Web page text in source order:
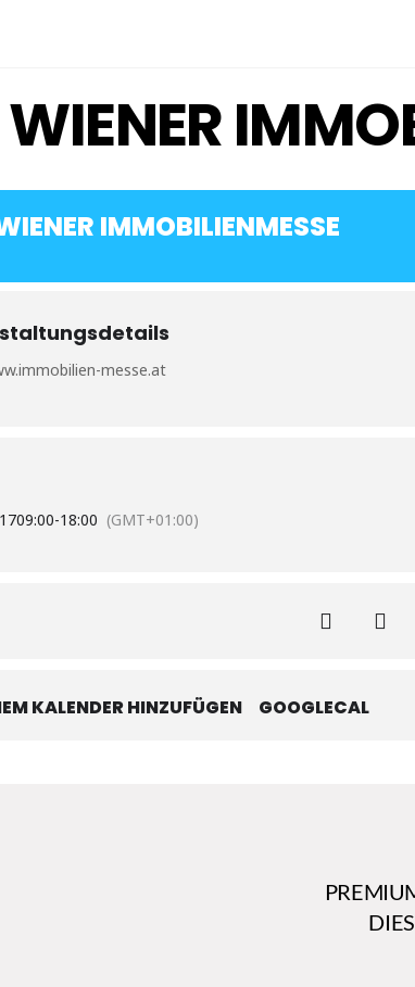
IMMOBILIENMESSE
messe.at
09:00-18:00 (GMT+01:00)
KALENDER HINZUFÜGEN GOOGLECAL